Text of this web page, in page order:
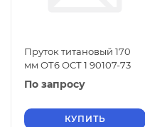
Пруток титановый 170
мм ОТ6 ОСТ 1 90107-73
По запросу
КУПИТЬ